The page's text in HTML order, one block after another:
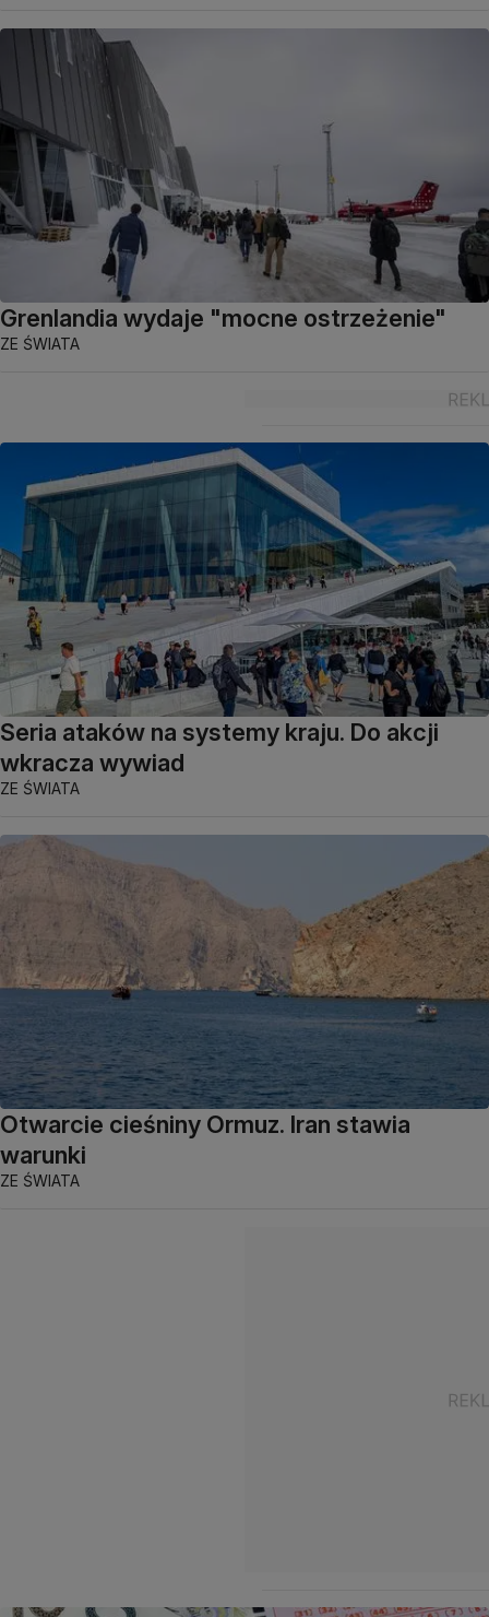
Grenlandia wydaje "mocne ostrzeżenie"
ZE ŚWIATA
Seria ataków na systemy kraju. Do akcji
wkracza wywiad
ZE ŚWIATA
Otwarcie cieśniny Ormuz. Iran stawia
warunki
ZE ŚWIATA